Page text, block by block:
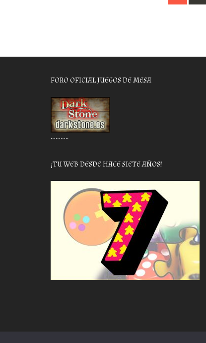
FORO OFICIAL JUEGOS DE MESA
………..
¡TU WEB DESDE HACE SIETE AÑOS!